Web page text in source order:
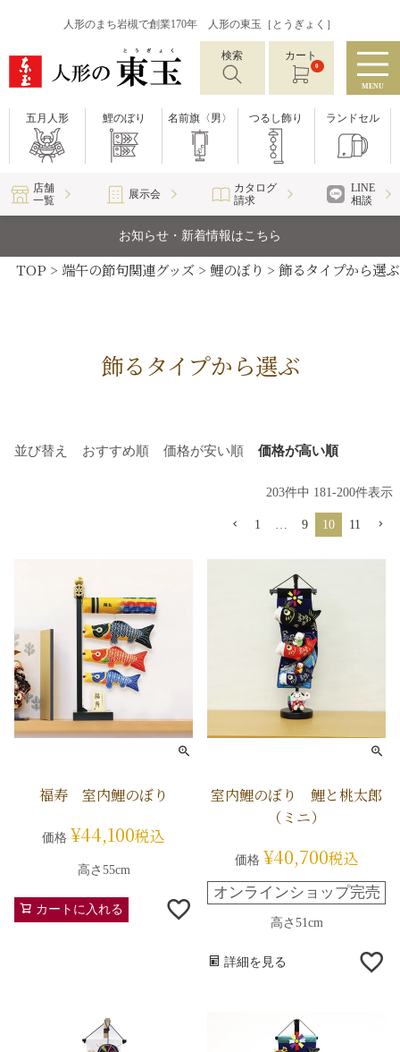
人形のまち岩槻で創業170年 人形の東玉［とうぎょく］
検索 カート
0
MENU
五月人形 鯉のぼり 名前旗〈男〉 つるし飾り ランドセル
店舗
一覧
展示会
カタログ
請求
LINE
相談
お知らせ・新着情報はこちら
TOP 端午の節句関連グッズ 鯉のぼり 飾るタイプから選ぶ
飾るタイプから選ぶ
並び替え おすすめ順 価格が安い順 価格が高い順
203件中 181-200件表示
1 … 9 10 11
福寿 室内鯉のぼり
価格 ¥44,100税込
高さ55cm
カートに入れる
室内鯉のぼり 鯉と桃太郎
（ミニ）
価格 ¥40,700税込
オンラインショップ完売
高さ51cm
詳細を見る